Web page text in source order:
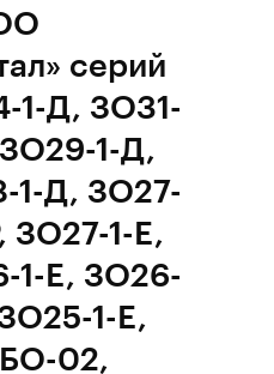
серий
1-Д, ЗО31-
1-Д,
1-Д, ЗО27-
ЗО27-1-Е,
1-Е, ЗО26-
1-Е,
02,